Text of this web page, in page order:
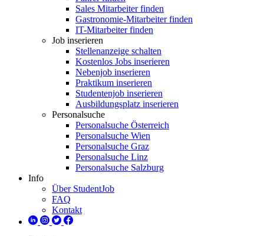
Sales Mitarbeiter finden
Gastronomie-Mitarbeiter finden
IT-Mitarbeiter finden
Job inserieren
Stellenanzeige schalten
Kostenlos Jobs inserieren
Nebenjob inserieren
Praktikum inserieren
Studentenjob inserieren
Ausbildungsplatz inserieren
Personalsuche
Personalsuche Österreich
Personalsuche Wien
Personalsuche Graz
Personalsuche Linz
Personalsuche Salzburg
Info
Über StudentJob
FAQ
Kontakt